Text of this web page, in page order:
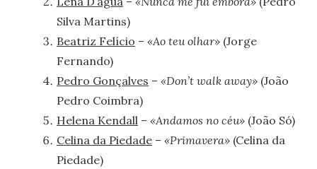
Silva Martins)
Beatriz Felício – «Ao teu olhar» (Jorge
Fernando)
Pedro Gonçalves – «Don’t walk away» (João
Pedro Coimbra)
Helena Kendall – «Andamos no céu» (João Só)
Celina da Piedade – «Primavera» (Celina da
Piedade)